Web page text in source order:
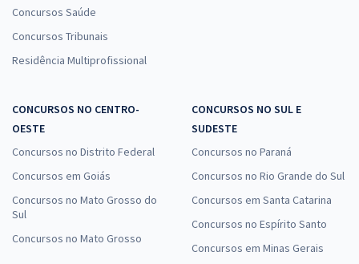
Concursos Saúde
Concursos Tribunais
Residência Multiprofissional
CONCURSOS NO CENTRO-
OESTE
Concursos no Distrito Federal
Concursos em Goiás
Concursos no Mato Grosso do
Sul
Concursos no Mato Grosso
CONCURSOS NO SUL E
SUDESTE
Concursos no Paraná
Concursos no Rio Grande do Sul
Concursos em Santa Catarina
Concursos no Espírito Santo
Concursos em Minas Gerais